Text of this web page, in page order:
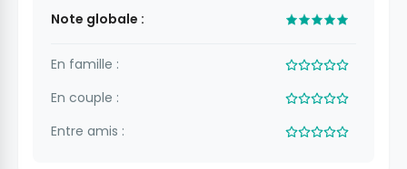
Note globale :
En famille :
En couple :
Entre amis :